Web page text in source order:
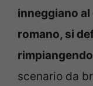
inneggiano
romano, si
scenario da